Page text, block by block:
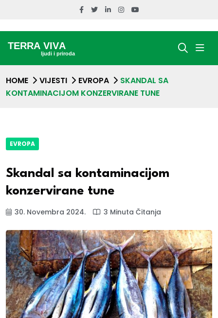
HOME VIJESTI EVROPA
SKANDAL SA
KONTAMINACIJOM KONZERVIRANE TUNE
EVROPA
Skandal sa kontaminacijom
konzervirane tune
30. Novembra 2024. 3 Minuta Čitanja